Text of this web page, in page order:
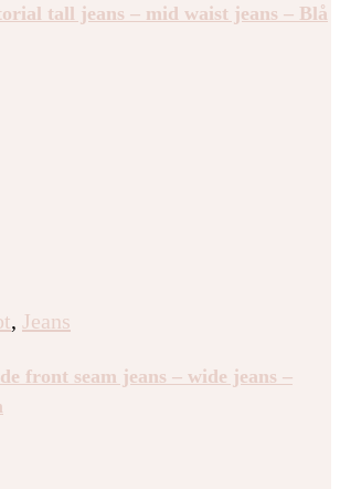
tall jeans – mid waist jeans – Blå
, Jeans
front seam jeans – wide jeans –